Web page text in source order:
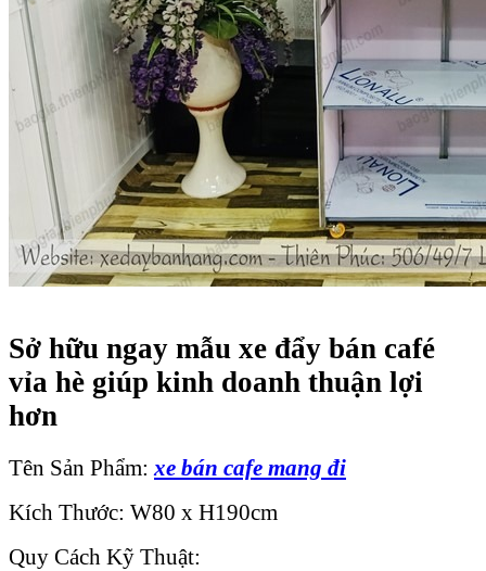
Sở hữu ngay mẫu xe đẩy bán café
vỉa hè giúp kinh doanh thuận lợi
hơn
Tên Sản Phẩm: xe bán cafe mang đi
Kích Thước: W80 x H190cm
Quy Cách Kỹ Thuật: